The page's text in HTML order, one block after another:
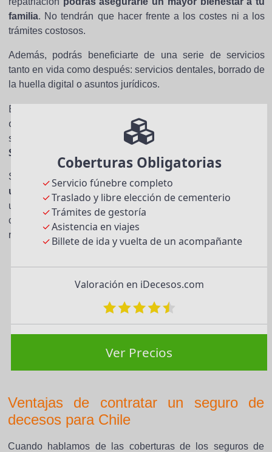
familia. No tendrán que hacer frente a los costes ni a los
trámites costosos.
Además, podrás beneficiarte de una serie de servicios
tanto en vida como después: servicios dentales, borrado de
la huella digital o asuntos jurídicos.
Coberturas Obligatorias
Servicio fúnebre completo
Traslado y libre elección de cementerio
Trámites de gestoría
Asistencia en viajes
Billete de ida y vuelta de un acompañante
Valoración en iDecesos.com
Ver Precios
En un mercado cada vez más competitivo, es normal
que encontremos diferentes compañías que ofrecen
seguros de decesos para Chile.
Seguros, Adeslas o Generali.
Sin embargo,
nuestra mayor recomendación es que
uses el comparador de iDecesos
una comparación entre los seguros de las mejores
compañías de España. Te mostrarán los mejores
resultados y a los mejores precios.
Ventajas de contratar un seguro de
decesos para Chile
Cuando hablamos de las coberturas de los seguros de